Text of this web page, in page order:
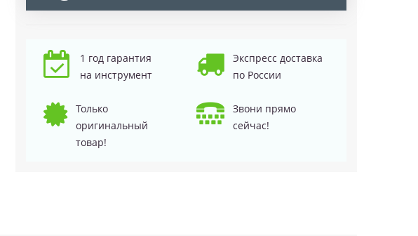
1 год гарантия
на инструмент
Экспресс доставка
по России
Только
оригинальный
товар!
Звони прямо
сейчас!